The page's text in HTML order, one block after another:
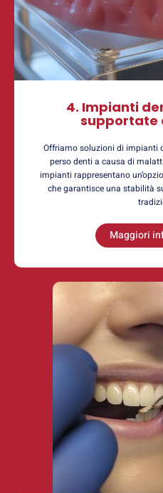
4. Impianti
supportate
Offriamo soluzioni di impianti
perso denti a causa di
impianti rappresentano
che garantisce una stabilità
Maggiori